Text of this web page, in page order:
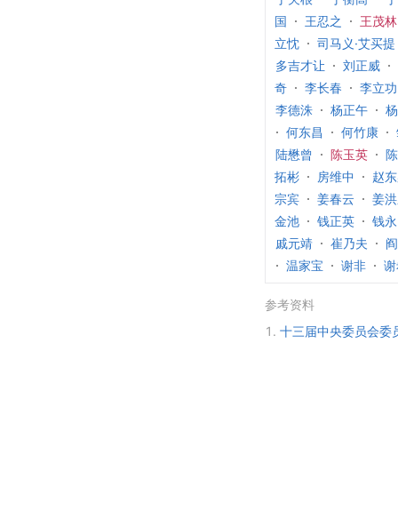
国
王忍之
王茂林
立忱
司马义·艾买提
多吉才让
刘正威
奇
李长春
李立功
李德洙
杨正午
何东昌
何竹康
陆懋曾
陈玉英
拓彬
房维中
赵
宗宾
姜春云
姜
金池
钱正英
钱
戚元靖
崔乃夫
温家宝
谢非
参考资料
1. 十三届中央委员会委